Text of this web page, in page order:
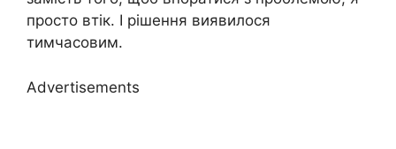
просто втік. І рішення виявилося
тимчасовим.
Advertisements